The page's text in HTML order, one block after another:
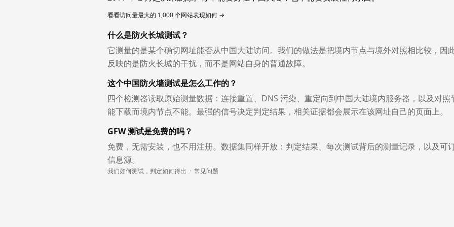
看看访问量最大的 1,000 个网站表现如何 →
什么是防火长城测试？
它测量的是某个确切网址能否从中国大陆访问。我们的做法是把境内节点与境外对照相比较，因
反映的是防火长城的干扰，而不是网站自身的普通故障。
这个中国防火墙测试是怎么工作的？
四个检测器读取原始测量数据：连接重置、DNS 污染、重定向到中国大陆境内服务器，以及对照
能下载而境内节点不能。最强的信号决定判定结果，相关证据都会展示在该网址自己的页面上。
GFW 测试是免费的吗？
免费，无需安装，也不用注册。数据集同样开放：判定结果、每次测试背后的测量记录，以及可
信息源。
我们如何测试，判定如何得出 · 常见问题